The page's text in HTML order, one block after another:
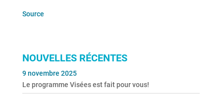
Source
NOUVELLES RÉCENTES
Le programme Visées est fait pour vous!
9 novembre 2025